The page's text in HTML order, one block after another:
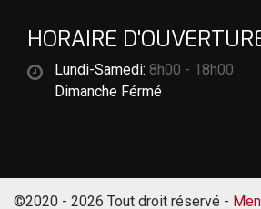
HORAIRE
Lundi-Samedi: 8h00 - 18h00
Dimanche Férmé
©2020 - 2026 Tout droit réservé -